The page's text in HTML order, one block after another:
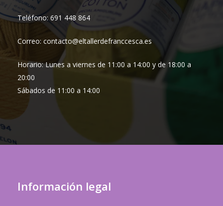
Teléfono: 691 448 864
Correo: contacto@eltallerdefranccesca.es
Horario: Lunes a viernes de 11:00 a 14:00 y de 18:00 a
20:00
Sábados de 11:00 a 14:00
Información legal